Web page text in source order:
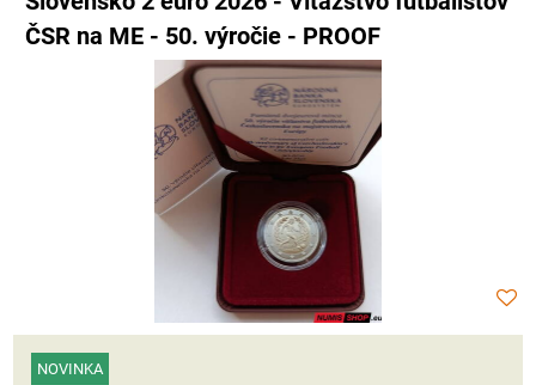
ČSR na ME - 50. výročie - PROOF
NOVINKA